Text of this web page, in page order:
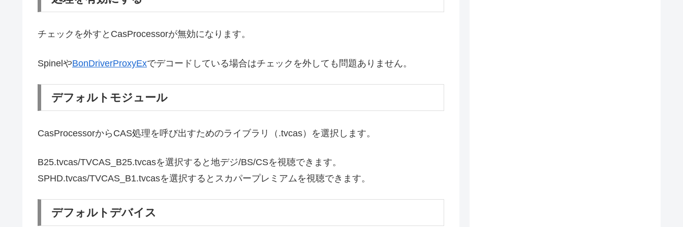
チェックを外すとCasProcessorが無効になります。
SpinelやBonDriverProxyExでデコードしている場合はチェックを外しても問題ありません。
デフォルトモジュール
CasProcessorからCAS処理を呼び出すためのライブラリ（.tvcas）を選択します。
B25.tvcas/TVCAS_B25.tvcasを選択すると地デジ/BS/CSを視聴できます。
SPHD.tvcas/TVCAS_B1.tvcasを選択するとスカパープレミアムを視聴できます。
デフォルトデバイス